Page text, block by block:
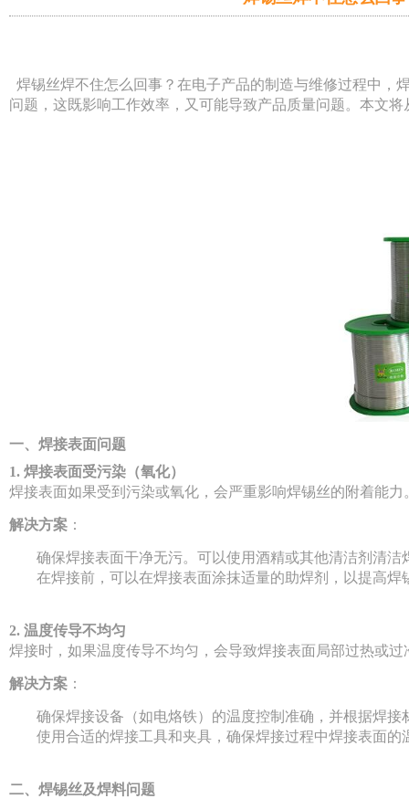
焊锡丝焊不住怎么回事？在电子产品的制造与维修过程中，
问题，这既影响工作效率，又可能导致产品质量问题。本文
一、焊接表面问题
1. 焊接表面受污染（氧化）
焊接表面如果受到污染或氧化，会严重影响焊锡丝的附着能
解决方案 ：
确保焊接表面干净无污。可以使用酒精或其他清洁剂清
在焊接前，可以在焊接表面涂抹适量的助焊剂，以提高焊
2. 温度传导不均匀
焊接时，如果温度传导不均匀，会导致焊接表面局部过热或
解决方案 ：
确保焊接设备（如电烙铁）的温度控制准确，并根据焊接
使用合适的焊接工具和夹具，确保焊接过程中焊接表面的
二、焊锡丝及焊料问题